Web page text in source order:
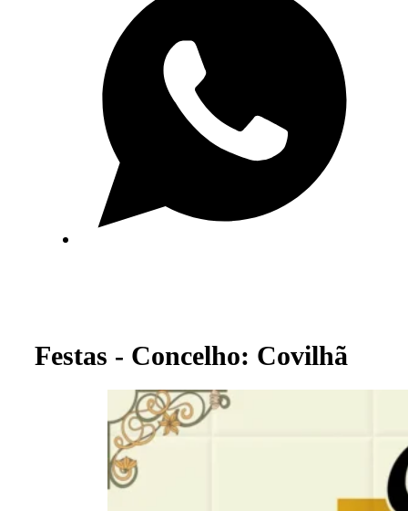
Festas - Concelho: Covilhã